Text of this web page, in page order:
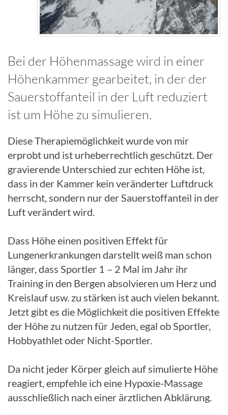
Bei der Höhenmassage wird in einer
Höhenkammer gearbeitet, in der der
Sauerstoffanteil in der Luft reduziert
ist um Höhe zu simulieren.
Diese Therapiemöglichkeit wurde von mir
erprobt und ist urheberrechtlich geschützt. Der
gravierende Unterschied zur echten Höhe ist,
dass in der Kammer kein veränderter Luftdruck
herrscht, sondern nur der Sauerstoffanteil in der
Luft verändert wird.
Dass Höhe einen positiven Effekt für
Lungenerkrankungen darstellt weiß man schon
länger, dass Sportler 1 – 2 Mal im Jahr ihr
Training in den Bergen absolvieren um Herz und
Kreislauf usw. zu stärken ist auch vielen bekannt.
Jetzt gibt es die Möglichkeit die positiven Effekte
der Höhe zu nutzen für Jeden, egal ob Sportler,
Hobbyathlet oder Nicht-Sportler.
Da nicht jeder Körper gleich auf simulierte Höhe
reagiert, empfehle ich eine Hypoxie-Massage
ausschließlich nach einer ärztlichen Abklärung.